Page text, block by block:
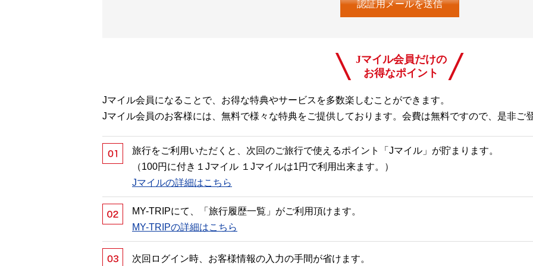
Jマイル会員だけの
お得なポイント
Jマイル会員になることで、お得な特典やサービスを多数楽しむことができます。
Jマイル会員のお客様には、無料で様々な特典をご提供しております。会費は無料ですので、是非ご
旅行をご利用いただくと、次回のご旅行で使えるポイント「Jマイル」が貯まります。
（100円に付き１Jマイル １Jマイルは1円で利用出来ます。）
Jマイルの詳細はこちら
MY-TRIPにて、「旅行履歴一覧」がご利用頂けます。
MY-TRIPの詳細はこちら
次回ログイン時、お客様情報の入力の手間が省けます。